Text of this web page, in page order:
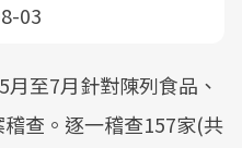
03
至7月針對陳列食品、
查。逐一稽查157家(共